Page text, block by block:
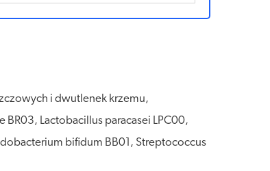
i dwutlenek krzemu,
Lactobacillus paracasei LPC00,
bifidum BB01, Streptococcus